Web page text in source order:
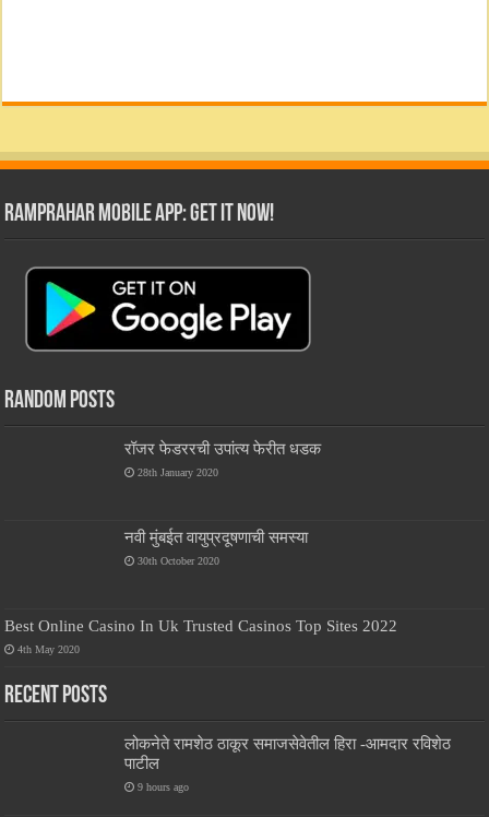
RamPrahar Mobile App: Get it Now!
Random Posts
रॉजर फेडररची उपांत्य फेरीत धडक
28th January 2020
नवी मुंबईत वायुप्रदूषणाची समस्या
30th October 2020
Best Online Casino In Uk Trusted Casinos Top Sites 2022
4th May 2020
Recent Posts
लोकनेते रामशेठ ठाकूर समाजसेवेतील हिरा -आमदार रविशेठ
पाटील
9 hours ago